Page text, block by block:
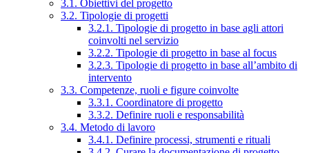
3.1. Obiettivi del progetto
3.2. Tipologie di progetti
3.2.1. Tipologie di progetto in base agli attori
coinvolti nel servizio
3.2.2. Tipologie di progetto in base al focus
3.2.3. Tipologie di progetto in base all’ambito di
intervento
3.3. Competenze, ruoli e figure coinvolte
3.3.1. Coordinatore di progetto
3.3.2. Definire ruoli e responsabilità
3.4. Metodo di lavoro
3.4.1. Definire processi, strumenti e rituali